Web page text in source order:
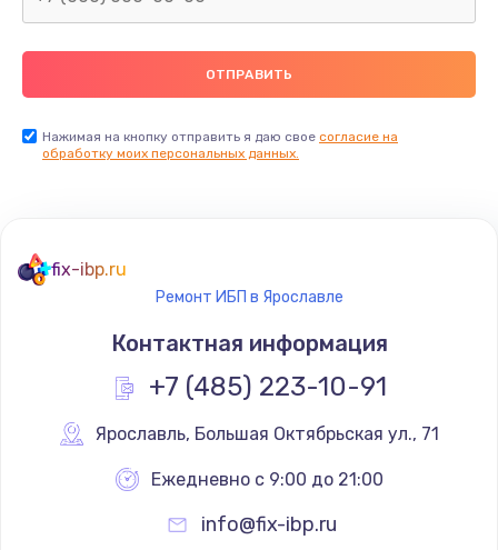
Нажимая на кнопку отправить я даю свое согласие на
обработку моих персональных данных.
fix-ibp.ru
Ремонт ИБП в Ярославле
Контактная информация
+7 (485) 223-10-91
Ярославль, Большая Октябрьская ул., 71
Ежедневно с 9:00 до 21:00
info@fix-ibp.ru